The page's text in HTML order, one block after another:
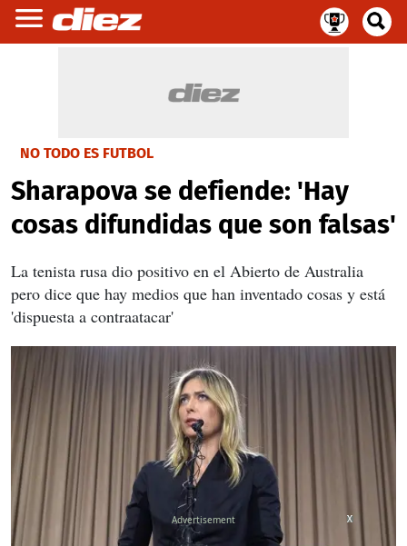
NO TODO ES FUTBOL
Sharapova se defiende: 'Hay
cosas difundidas que son falsas'
La tenista rusa dio positivo en el Abierto de Australia
pero dice que hay medios que han inventado cosas y está
'dispuesta a contraatacar'
X
X